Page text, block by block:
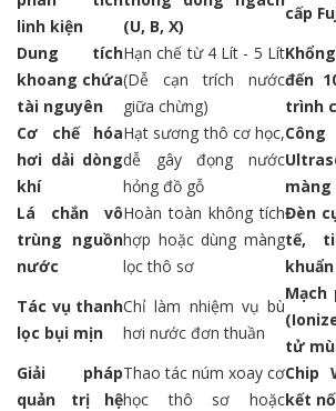
linh kiện
(U, B, X)
cấp
Dung tích
khoang chứa
tài nguyên
Hạn chế từ 4 Lít - 5 Lít
(Dễ cạn trích nước
giữa chừng)
đến
trình
Cơ chế hóa
hơi dải dòng
khí
Hạt sương thô cơ học,
dễ gây đọng nước
hỏng đồ gỗ
Lá chắn vô
trùng nguồn
nước
Hoàn toàn không tích
hợp hoặc dùng màng
lọc thô sơ
Đèn
tế,
Tác vụ thanh
lọc bụi mịn
Chỉ làm nhiệm vụ bù
hơi nước đơn thuần
Mạch
tử
Giải pháp
quản trị hệ
Thao tác núm xoay cơ
học thô sơ hoặc
Chip
kết